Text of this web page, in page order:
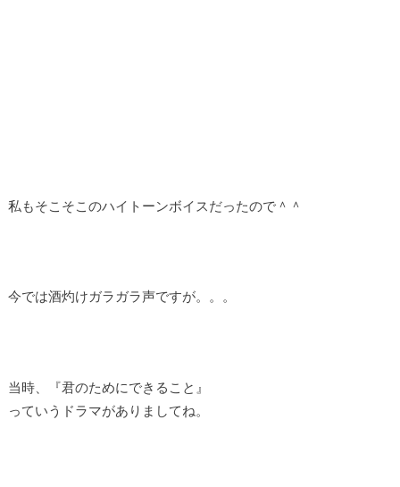
私もそこそこのハイトーンボイスだったので＾＾
今では酒灼けガラガラ声ですが。。。
当時、『君のためにできること』
っていうドラマがありましてね。